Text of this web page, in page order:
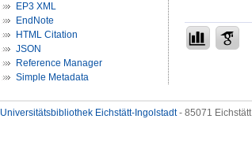
EP3 XML
EndNote
HTML Citation
JSON
Reference Manager
Simple Metadata
Universitätsbibliothek Eichstätt-Ingolstadt- 85071 Eichstätt